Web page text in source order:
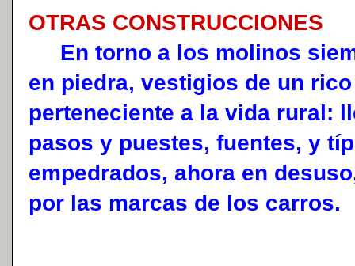
OTRAS CONSTRUCCIONES
En torno a los molinos
en piedra, vestigios de un
perteneciente a la vida rural:
pasos y puestes, fuentes, y
empedrados, ahora en
por las marcas de los carros.